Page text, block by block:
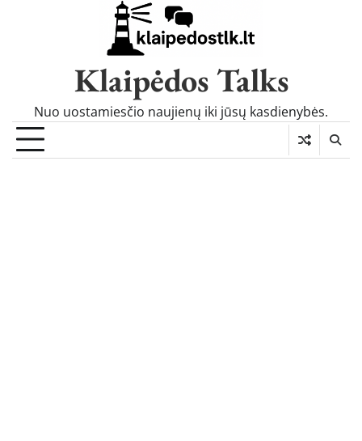
Klaipėdos Talks
Nuo uostamiesčio naujienų iki jūsų kasdienybės.